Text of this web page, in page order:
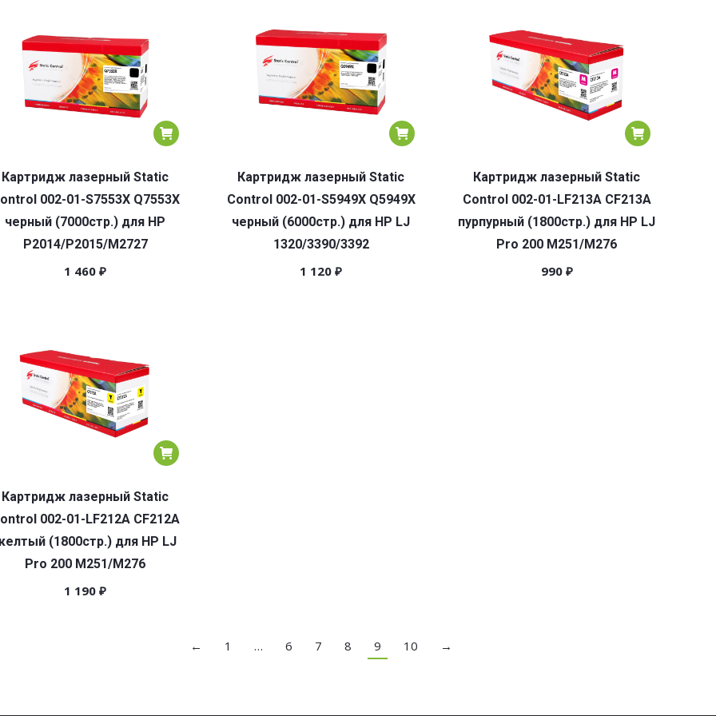
Картридж лазерный Static
002-01-S7553X Q7553X
черный (7000стр.) для HP
P2014/P2015/M2727
1 460 ₽
Картридж лазерный Static
Control 002-01-S5949X Q5949X
черный (6000стр.) для HP LJ
1320/3390/3392
1 120 ₽
Картридж лазерный Static
Control 002-01-LF213A CF213A
пурпурный (1800стр.) для HP LJ
Pro 200 M251/M276
990 ₽
Картридж лазерный Static
002-01-LF212A CF212A
(1800стр.) для HP LJ
Pro 200 M251/M276
1 190 ₽
← 1 … 6 7 8 9 10 →